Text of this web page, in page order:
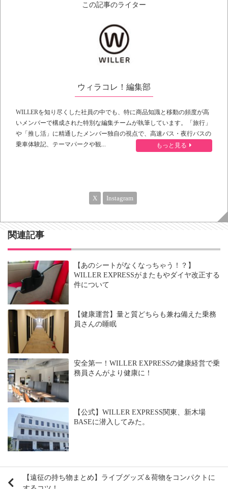
この記事のライター
ウィラコレ！編集部
WILLERを知り尽くした社員の中でも、特に商品知識と移動の頻度が高
いメンバーで構成された特別な編集チームが執筆しています。「旅行」
や「推し活」に精通したメンバー独自の視点で、高速バス・夜行バスの
乗車体験記、テーマパークや観...
もっと見る
X Instagram
関連記事
【あのシートがなくなっちゃう！？】
WILLER EXPRESSがまたもやダイヤ改正する
件について
【健康運営】量と質どちらも兼ね備えた乗務
員さんの睡眠
安全第一！WILLER EXPRESSの健康経営で乗
務員さんがより健康に！
【公式】WILLER EXPRESS関東、新木場
BASEに潜入してみた。
【遠征の持ち物まとめ】ライブグッズ＆荷物をコンパクトに